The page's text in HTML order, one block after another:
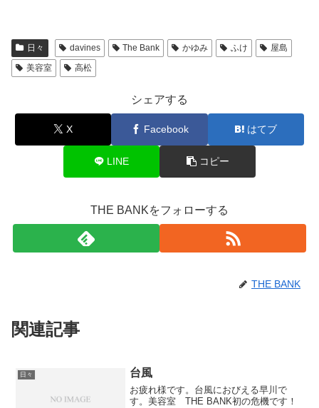
日々 davines The Bank かゆみ ふけ
屋島
美容室
高松
シェアする
X Facebook はてブ
LINE コピー
THE BANKをフォローする
THE BANK
関連記事
日々 台風
お疲れ様です。台風におびえる早川で
す。美容室 THE BANK初の危機です！